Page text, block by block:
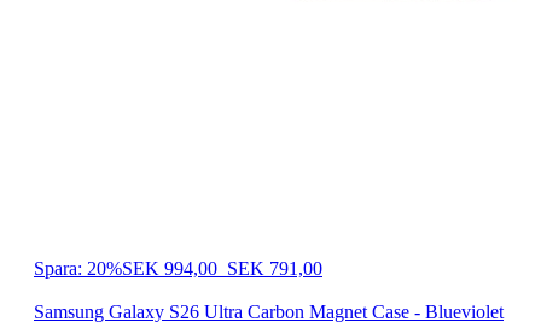
Spara: 20%SEK 994,00 SEK 791,00
Samsung Galaxy S26 Ultra Carbon Magnet Case - Blueviolet